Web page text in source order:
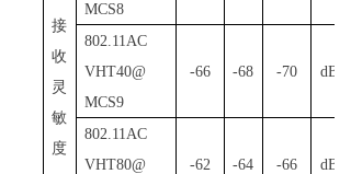
接
收
灵
敏
度
MCS8
802.11AC
VHT40@
MCS9
-66 -68 -70 dBm
802.11AC
VHT80@
-62 -64 -66 dBm